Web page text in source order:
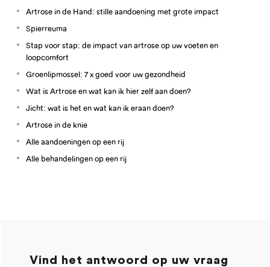
Artrose in de Hand: stille aandoening met grote impact
Spierreuma
Stap voor stap: de impact van artrose op uw voeten en
loopcomfort
Groenlipmossel: 7 x goed voor uw gezondheid
Wat is Artrose en wat kan ik hier zelf aan doen?
Jicht: wat is het en wat kan ik eraan doen?
Artrose in de knie
Alle aandoeningen op een rij
Alle behandelingen op een rij
Vind het antwoord op uw vraag